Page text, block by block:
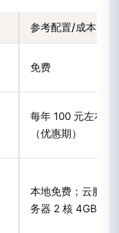
参考配置/成本
免费
每年 100 元左右
（优惠期）
本地免费；云服
务器 2 核 4GB